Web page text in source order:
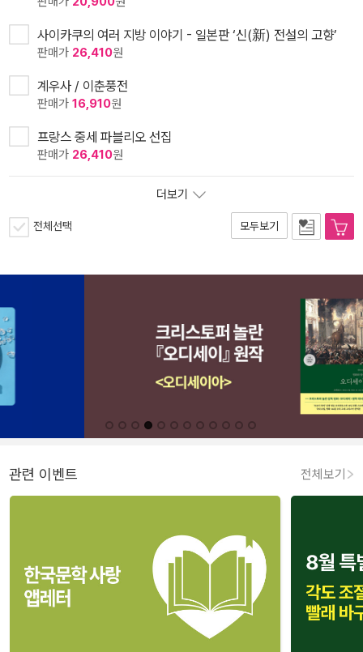
사이카쿠의 여러 지방 이야기 - 일본판 ‘신(新) 전설의 고향’
판매가 26,410원
계우사 / 이춘풍전
판매가 16,910원
프랑스 중세 파블리오 선집
판매가 26,410원
더보기
전체선택 모두보기
관련 이벤트 전체보기